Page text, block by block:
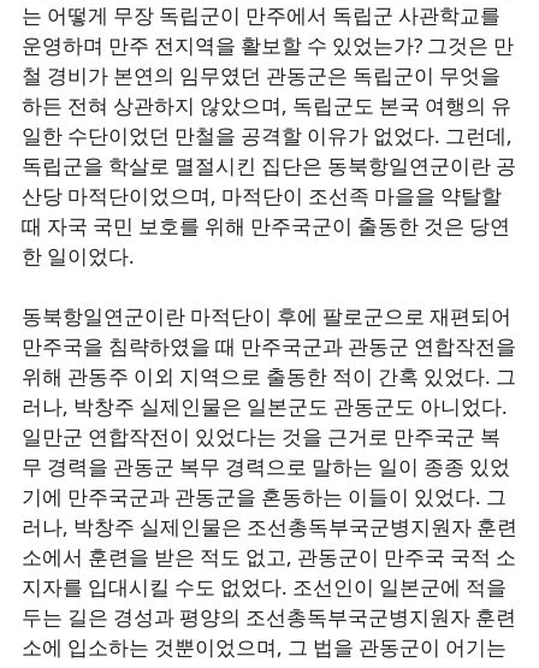
는 어떻게 무장 독립군이 만주에서 독립군 사관학교를
운영하며 만주 전지역을 활보할 수 있었는가? 그것은 만
철 경비가 본연의 임무였던 관동군은 독립군이 무엇을
하든 전혀 상관하지 않았으며, 독립군도 본국 여행의 유
일한 수단이었던 만철을 공격할 이유가 없었다. 그런데,
독립군을 학살로 멸절시킨 집단은 동북항일연군이란 공
산당 마적단이었으며, 마적단이 조선족 마을을 약탈할
때 자국 국민 보호를 위해 만주국군이 출동한 것은 당연
한 일이었다.
동북항일연군이란 마적단이 후에 팔로군으로 재편되어
만주국을 침략하였을 때 만주국군과 관동군 연합작전을
위해 관동주 이외 지역으로 출동한 적이 간혹 있었다. 그
러나, 박창주 실제인물은 일본군도 관동군도 아니었다.
일만군 연합작전이 있었다는 것을 근거로 만주국군 복
무 경력을 관동군 복무 경력으로 말하는 일이 종종 있었
기에 만주국군과 관동군을 혼동하는 이들이 있었다. 그
러나, 박창주 실제인물은 조선총독부국군병지원자 훈련
소에서 훈련을 받은 적도 없고, 관동군이 만주국 국적 소
지자를 입대시킬 수도 없었다. 조선인이 일본군에 적을
두는 길은 경성과 평양의 조선총독부국군병지원자 훈련
소에 입소하는 것뿐이었으며, 그 법을 관동군이 어기는